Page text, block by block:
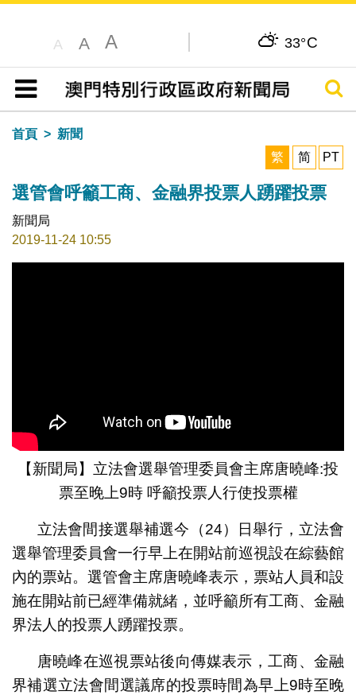
A A A 33°C
目錄
搜尋
首頁
新聞
繁
简 PT
選管會呼籲工商、金融界投票人踴躍投票
新聞局
2019-11-24 10:55
【新聞局】立法會選舉管理委員會主席唐曉峰:投
票至晚上9時 呼籲投票人行使投票權
立法會間接選舉補選今（24）日舉行，立法會
選舉管理委員會一行早上在開站前巡視設在綜藝館
內的票站。選管會主席唐曉峰表示，票站人員和設
施在開站前已經準備就緒，並呼籲所有工商、金融
界法人的投票人踴躍投票。
唐曉峰在巡視票站後向傳媒表示，工商、金融
界補選立法會間選議席的投票時間為早上9時至晚